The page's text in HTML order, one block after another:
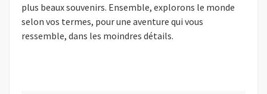
plus beaux souvenirs. Ensemble, explorons le monde
selon vos termes, pour une aventure qui vous
ressemble, dans les moindres détails.